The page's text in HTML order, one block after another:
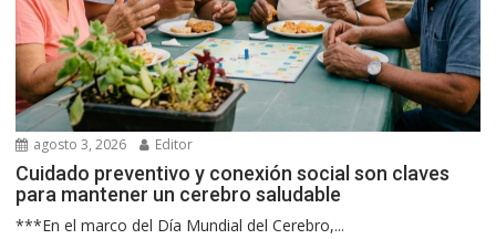
agosto 3, 2026 Editor
Cuidado preventivo y conexión social son claves
para mantener un cerebro saludable
***En el marco del Día Mundial del Cerebro,...